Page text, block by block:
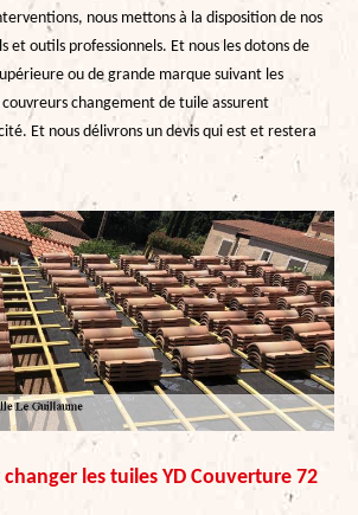
nous mettons à la disposition de nos
et outils professionnels. Et nous les dotons de
ou de grande marque suivant les
couvreurs changement de tuile assurent
Et nous délivrons un devis qui est et restera
les tuiles YD Couverture 72